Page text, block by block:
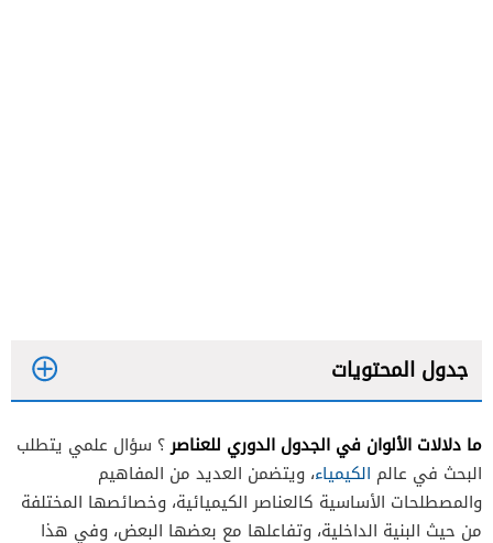
جدول المحتويات
ما دلالات الألوان في الجدول الدوري للعناصر؟ سؤال علمي يتطلب
البحث في عالم الكيمياء، ويتضمن العديد من المفاهيم
والمصطلحات الأساسية كالعناصر الكيميائية، وخصائصها المختلفة
من حيث البنية الداخلية، وتفاعلها مع بعضها البعض، وفي هذا